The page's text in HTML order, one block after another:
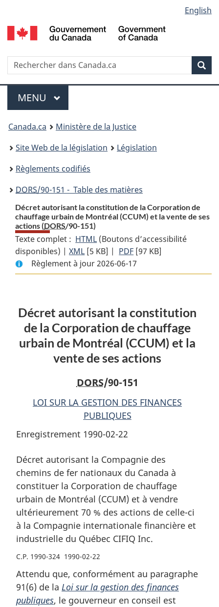
au
contenu
propos
de
la
HTML
simplifiée
selection
English
Recherche
Menu
MENU PRINCIPAL
You
are
here:
Canada.ca
Ministère de la Justice
Site Web de la législation
Législation
Règlements codifiés
DORS/90-151 - Table des matières
Décret autorisant la constitution de la Corporation de
chauffage urbain de Montréal (CCUM) et la vente de ses
actions (DORS/90-151)
Texte complet : HTML Texte
complet
:
Décret
constitution
de
la
Corporation
de
urbain
de
Montréal
(CCUM)
et
vente
de
ses
actions
(Boutons d’accessibilité
disponibles) |XML Texte
complet
:
la
constitution
la
Corporation
chauffage
urbain
de
Montréal
(CCUM)
la
vente
de
ses
actions
[5 KB] | PDF Texte
complet
:
la
constitution
de
la
Corporation
chauffage
urbain
de
la
vente
de
ses
actions
[97 KB]
Règlement à jour 2026-06-17
Décret autorisant la constitution
de la Corporation de chauffage
urbain de Montréal (CCUM) et la
vente de ses actions
DORS/90-151
LOI SUR LA GESTION DES FINANCES
PUBLIQUES
Enregistrement 1990-02-22
Décret autorisant la Compagnie des
chemins de fer nationaux du Canada à
constituer la Corporation de chauffage
urbain de Montréal (CCUM) et à vendre
ultérieurement 70 % des actions de celle-ci
à la Compagnie internationale financière et
industrielle du Québec CIFIQ Inc.
C.P. 1990-324 1990-02-22
Attendu que, conformément au paragraphe
91(6) de la Loi sur la gestion des finances
publiques, le gouverneur en conseil est